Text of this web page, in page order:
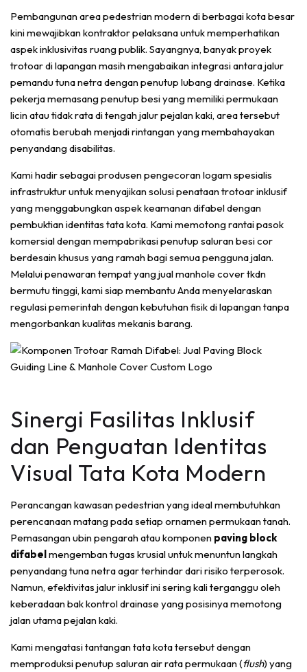
Pembangunan area pedestrian modern di berbagai kota besar
kini mewajibkan kontraktor pelaksana untuk memperhatikan
aspek inklusivitas ruang publik. Sayangnya, banyak proyek
trotoar di lapangan masih mengabaikan integrasi antara jalur
pemandu tuna netra dengan penutup lubang drainase. Ketika
pekerja memasang penutup besi yang memiliki permukaan
licin atau tidak rata di tengah jalur pejalan kaki, area tersebut
otomatis berubah menjadi rintangan yang membahayakan
penyandang disabilitas.
Kami hadir sebagai produsen pengecoran logam spesialis
infrastruktur untuk menyajikan solusi penataan trotoar inklusif
yang menggabungkan aspek keamanan difabel dengan
pembuktian identitas tata kota. Kami memotong rantai pasok
komersial dengan mempabrikasi penutup saluran besi cor
berdesain khusus yang ramah bagi semua pengguna jalan.
Melalui penawaran tempat yangjual manhole cover tkdn
bermutu tinggi, kami siap membantu Anda menyelaraskan
regulasi pemerintah dengan kebutuhan fisik di lapangan tanpa
mengorbankan kualitas mekanis barang.
Sinergi Fasilitas Inklusif
dan Penguatan Identitas
Visual Tata Kota Modern
Perancangan kawasan pedestrian yang ideal membutuhkan
perencanaan matang pada setiap ornamen permukaan tanah.
Pemasangan ubin pengarah atau komponen paving block
difabelmengemban tugas krusial untuk menuntun langkah
penyandang tuna netra agar terhindar dari risiko terperosok.
Namun, efektivitas jalur inklusif ini sering kali terganggu oleh
keberadaan bak kontrol drainase yang posisinya memotong
jalan utama pejalan kaki.
Kami mengatasi tantangan tata kota tersebut dengan
memproduksi penutup saluran air rata permukaan (flush) yang